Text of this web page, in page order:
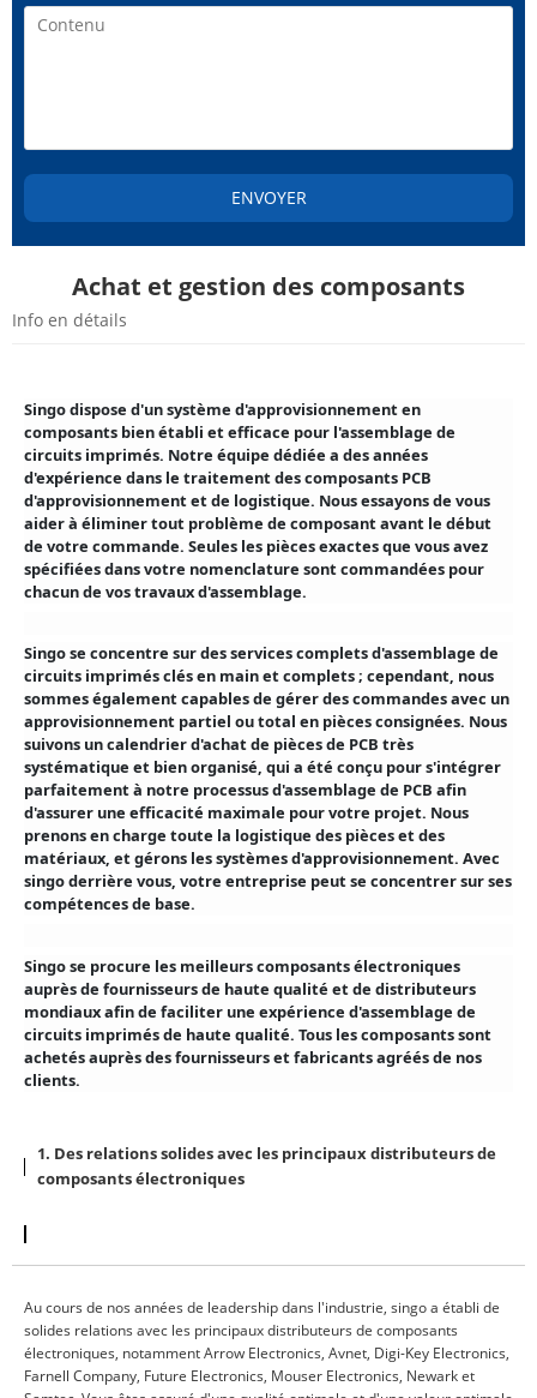
ENVOYER
Achat et gestion des composants
Info en détails
Singo dispose d'un système d'approvisionnement en
composants bien établi et efficace pour l'assemblage de
circuits imprimés. Notre équipe dédiée a des années
d'expérience dans le traitement des composants PCB
d'approvisionnement et de logistique. Nous essayons de vous
aider à éliminer tout problème de composant avant le début
de votre commande. Seules les pièces exactes que vous avez
spécifiées dans votre nomenclature sont commandées pour
chacun de vos travaux d'assemblage.
Singo se concentre sur des services complets d'assemblage de
circuits imprimés clés en main et complets ; cependant, nous
sommes également capables de gérer des commandes avec un
approvisionnement partiel ou total en pièces consignées. Nous
suivons un calendrier d'achat de pièces de PCB très
systématique et bien organisé, qui a été conçu pour s'intégrer
parfaitement à notre processus d'assemblage de PCB afin
d'assurer une efficacité maximale pour votre projet. Nous
prenons en charge toute la logistique des pièces et des
matériaux, et gérons les systèmes d'approvisionnement. Avec
singo derrière vous, votre entreprise peut se concentrer sur ses
compétences de base.
Singo se procure les meilleurs composants électroniques
auprès de fournisseurs de haute qualité et de distributeurs
mondiaux afin de faciliter une expérience d'assemblage de
circuits imprimés de haute qualité. Tous les composants sont
achetés auprès des fournisseurs et fabricants agréés de nos
clients.
1. Des relations solides avec les principaux distributeurs de
composants électroniques
Au cours de nos années de leadership dans l'industrie, singo a établi de
solides relations avec les principaux distributeurs de composants
électroniques, notamment Arrow Electronics, Avnet, Digi-Key Electronics,
Farnell Company, Future Electronics, Mouser Electronics, Newark et